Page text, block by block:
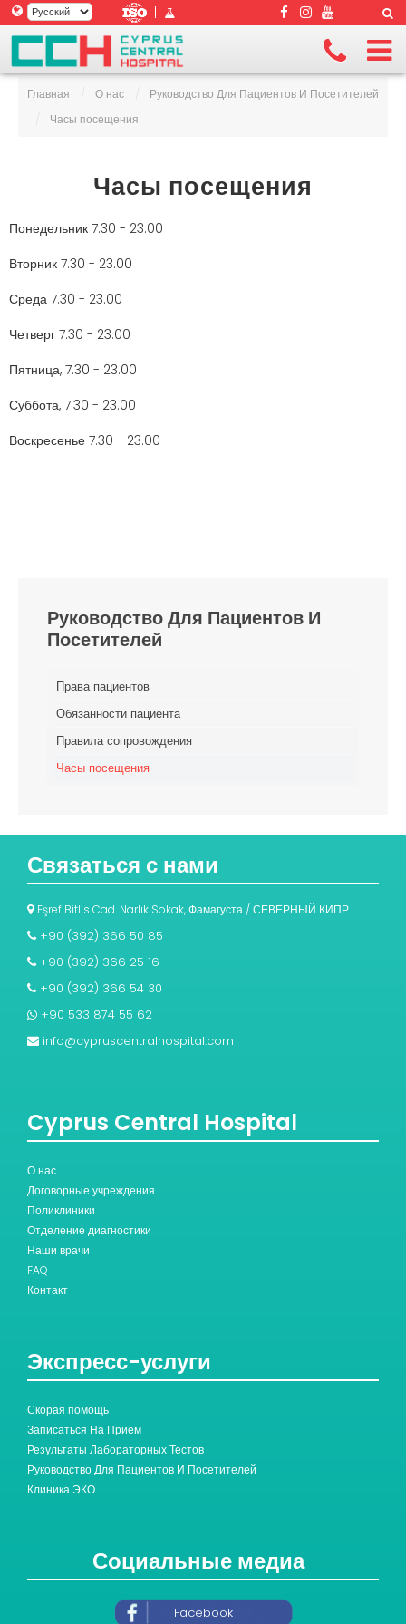
Главная / О нас /
Руководство Для Пациентов И Посетителей
/
Часы посещения
Часы посещения
Понедельник 7.30 - 23.00
Вторник 7.30 - 23.00
Среда 7.30 - 23.00
Четверг 7.30 - 23.00
Пятница, 7.30 - 23.00
Суббота, 7.30 - 23.00
Воскресенье 7.30 - 23.00
Руководство Для Пациентов И
Посетителей
Права пациентов
Обязанности пациента
Правила сопровождения
Часы посещения
Связаться с нами
Eşref Bitlis Cad. Narlık Sokak, Фамагуста / СЕВЕРНЫЙ КИПР
+90 (392) 366 50 85
+90 (392) 366 25 16
+90 (392) 366 54 30
+90 533 874 55 62
info@cypruscentralhospital.com
Cyprus Central Hospital
О нас
Договорные учреждения
Поликлиники
Отделение диагностики
Наши врачи
FAQ
Контакт
Экспресс-услуги
Скорая помощь
Записаться На Приём
Результаты Лабораторных Тестов
Руководство Для Пациентов И Посетителей
Клиника ЭКО
Социальные медиа
Facebook